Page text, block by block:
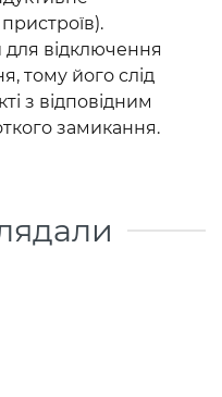
відключення
тому його слід
з відповідним
замикання.